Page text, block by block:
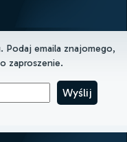
Podaj emaila znajomego,
zaproszenie.